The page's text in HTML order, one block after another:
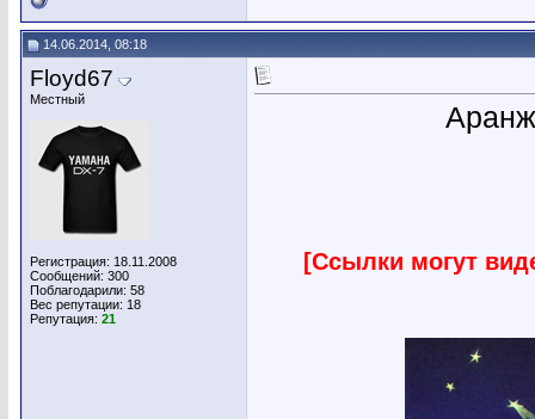
14.06.2014, 08:18
Floyd67
Местный
Регистрация: 18.11.2008
Сообщений: 300
Поблагодарили: 58
Вес репутации: 18
Репутация: 21
[Ссылки могут